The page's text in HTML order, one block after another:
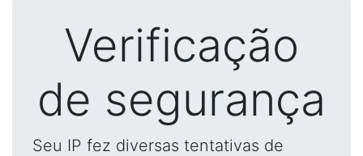
Verificação
de segurança
Seu IP fez diversas tentativas de